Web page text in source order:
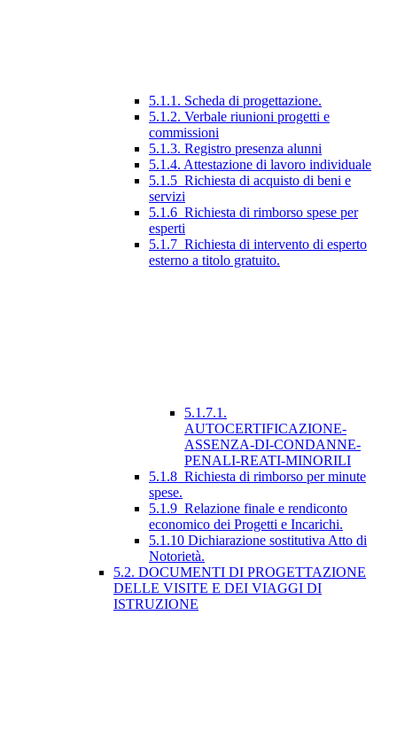
5.1.1. Scheda di progettazione.
5.1.2. Verbale riunioni progetti e
commissioni
5.1.3. Registro presenza alunni
5.1.4. Attestazione di lavoro individuale
5.1.5_Richiesta di acquisto di beni e
servizi
5.1.6_Richiesta di rimborso spese per
esperti
5.1.7_Richiesta di intervento di esperto
esterno a titolo gratuito.
5.1.7.1.
AUTOCERTIFICAZIONE-
ASSENZA-DI-CONDANNE-
PENALI-REATI-MINORILI
5.1.8_Richiesta di rimborso per minute
spese.
5.1.9_Relazione finale e rendiconto
economico dei Progetti e Incarichi.
5.1.10 Dichiarazione sostitutiva Atto di
Notorietà.
5.2. DOCUMENTI DI PROGETTAZIONE
DELLE VISITE E DEI VIAGGI DI
ISTRUZIONE